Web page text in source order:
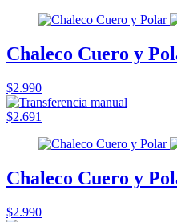
Chaleco Cuero y
$2.990
$2.691
Chaleco Cuero y
$2.990